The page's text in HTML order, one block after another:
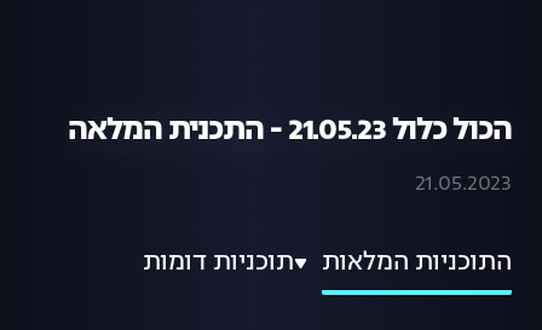
הכול כלול 21.05.23 - התכנית המלאה
21.05.2023
התוכניות המלאות תוכניות דומות